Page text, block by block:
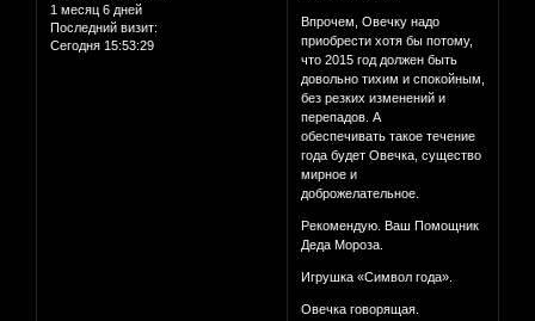
1 месяц 6 дней
Последний визит:
Сегодня 15:53:29
Впрочем, Овечку надо
приобрести хотя бы потому,
что 2015 год должен быть
довольно тихим и спокойным,
без резких изменений и
перепадов. А
обеспечивать такое течение
года будет Овечка, существо
мирное и
доброжелательное.
Рекомендую. Ваш Помощник
Деда Мороза.
Игрушка «Символ года».
Овечка говорящая.